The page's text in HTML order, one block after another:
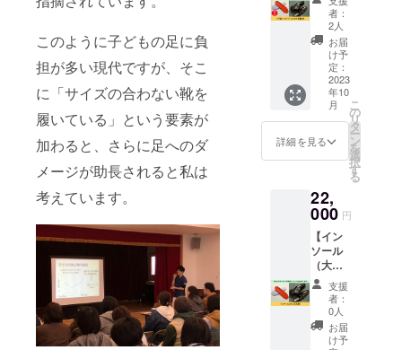
このように子どもの足に負
担が多い現代ですが、そこ
に「サイズの合わない靴を
履いている」という要素が
加わると、さらに足へのダ
メージが助長されると私は
考えています。
※対象年
齢は18
歳まで
です。
※有効期
限は
2023年
です。
なくす
ことで
全身の
バラン
スが整
い、ケ
ガや病
気の予
ながり
ます。
※送料込
値段で
す。 ※
製作期
間は約2
～3週間
です。
※有効期
限は
2023年
10月か
ら1年間
す。 サ
イズ確
認も
メール
で行う
ため、
遠方の
方でも
お気軽
にどう
ンソー
ルをい
れるこ
とで、
こんな
メリッ
トがあ
りま
す。 ・
歩きや
すくな
どの方
に特に
おすす
めで
す。 サ
ンプル
に合わ
せた写
真（5点
程度）
でお送
りいた
す。 サ
イズ確
認も
メール
で行う
ため、
遠方の
方でも
人革靴
用）】
2,000円
お得な
早割！
あなた
の足に
合っ
た、革
靴用イ
ンソー
ます。
営業回
りで歩
くこと
が多
い、立
ち仕事
をして
いる、
などの
方に特
者：
2人
お届
け予
定：
2023
年10
月
詳細を見る
こ
の
リ
タ
ー
ン
を
選
択
す
る
22,
000 円
【イン
ソール
（大人
革靴
用）】
あなた
の足に
合っ
支援
者：
0人
お届
け予